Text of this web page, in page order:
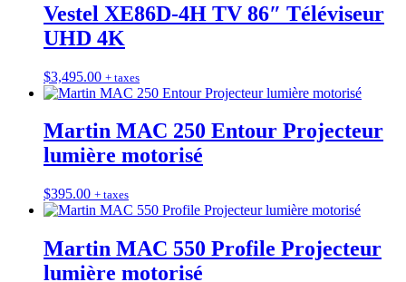
Vestel XE86D-4H TV 86″ Téléviseur
UHD 4K
$3,495.00 + taxes
Martin MAC 250 Entour Projecteur
lumière motorisé
$395.00 + taxes
Martin MAC 550 Profile Projecteur
lumière motorisé